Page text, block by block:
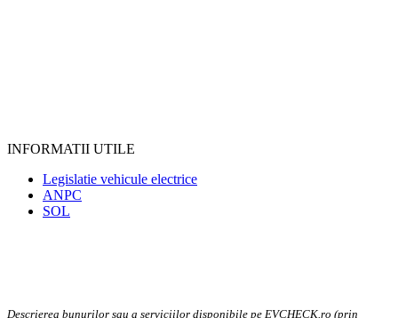
INFORMATII UTILE
Legislatie vehicule electrice
ANPC
SOL
Descrierea bunurilor sau a serviciilor disponibile pe EVCHECK.ro (prin